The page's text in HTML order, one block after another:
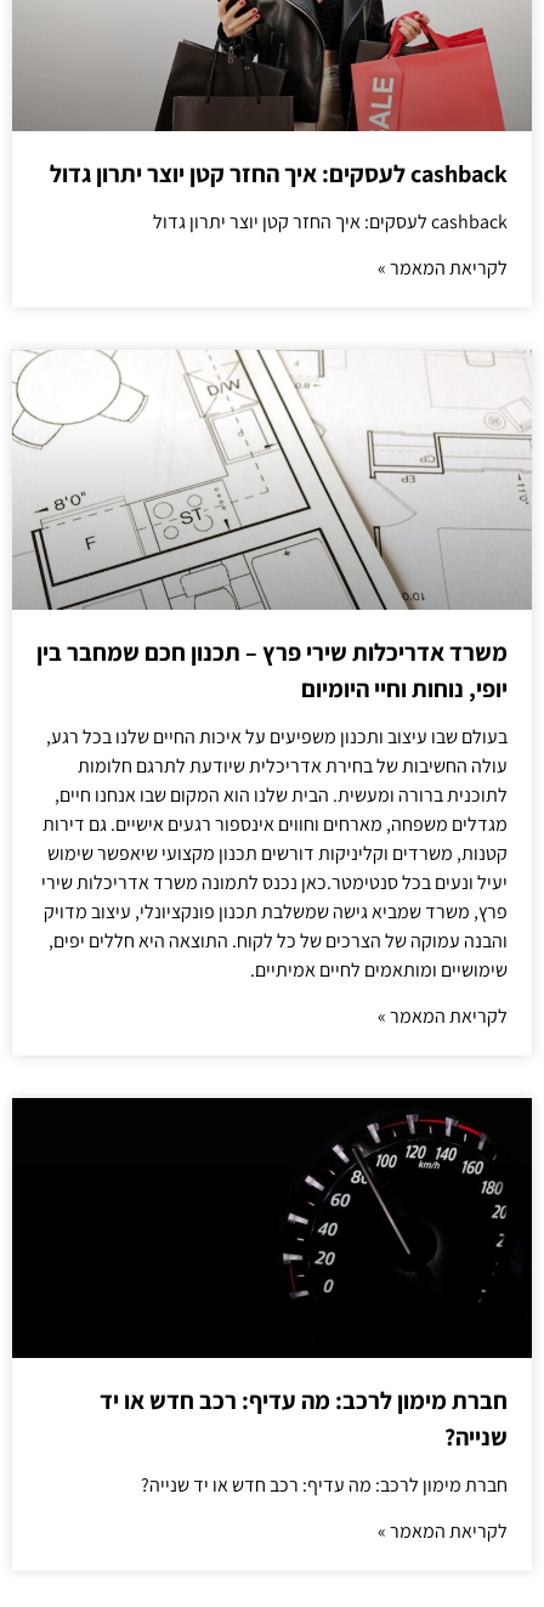
cashback לעסקים: איך החזר קטן יוצר יתרון גדול
cashback לעסקים: איך החזר קטן יוצר יתרון גדול
לקריאת המאמר »
משרד אדריכלות שירי פרץ – תכנון חכם שמחבר בין
יופי, נוחות וחיי היומיום
בעולם שבו עיצוב ותכנון משפיעים על איכות החיים שלנו בכל רגע,
עולה החשיבות של בחירת אדריכלית שיודעת לתרגם חלומות
לתוכנית ברורה ומעשית. הבית שלנו הוא המקום שבו אנחנו חיים,
מגדלים משפחה, מארחים וחווים אינספור רגעים אישיים. גם דירות
קטנות, משרדים וקליניקות דורשים תכנון מקצועי שיאפשר שימוש
יעיל ונעים בכל סנטימטר.כאן נכנס לתמונה משרד אדריכלות שירי
פרץ, משרד שמביא גישה שמשלבת תכנון פונקציונלי, עיצוב מדויק
והבנה עמוקה של הצרכים של כל לקוח. התוצאה היא חללים יפים,
שימושיים ומותאמים לחיים אמיתיים.
לקריאת המאמר »
חברת מימון לרכב: מה עדיף: רכב חדש או יד
שנייה?
חברת מימון לרכב: מה עדיף: רכב חדש או יד שנייה?
לקריאת המאמר »